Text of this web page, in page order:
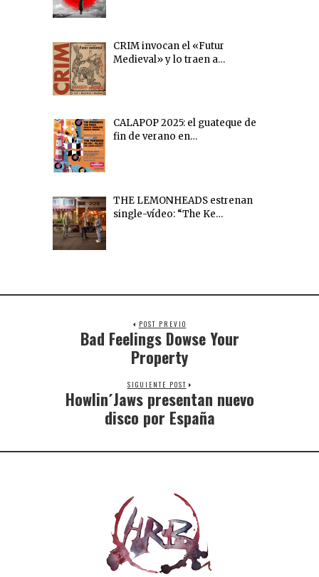
CRIM invocan el «Futur
Medieval» y lo traen a…
CALAPOP 2025: el guateque de
fin de verano en…
THE LEMONHEADS estrenan
single-vídeo: “The Ke…
POST PREVIO
Bad Feelings Dowse Your
Property
SIGUIENTE POST
Howlin´Jaws presentan nuevo
disco por España